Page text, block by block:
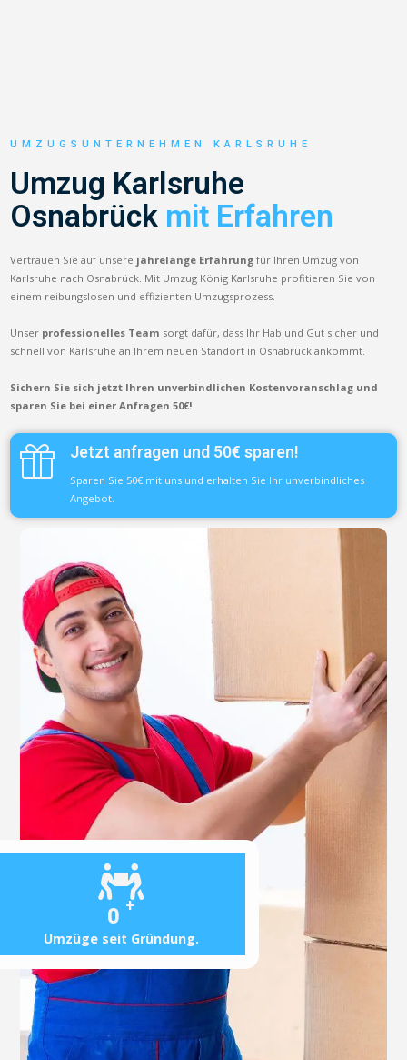
0 +
Umzüge seit Gründung.
UMZUGSUNTERNEHMEN KARLSRUHE
Umzug Karlsruhe
Osnabrück mit Erfahren
Vertrauen Sie auf unsere jahrelange Erfahrung für Ihren Umzug von
Karlsruhe nach Osnabrück. Mit Umzug König Karlsruhe profitieren Sie von
einem reibungslosen und effizienten Umzugsprozess.
Unser professionelles Team sorgt dafür, dass Ihr Hab und Gut sicher und
schnell von Karlsruhe an Ihrem neuen Standort in Osnabrück ankommt.
Sichern Sie sich jetzt Ihren unverbindlichen Kostenvoranschlag und
sparen Sie bei einer Anfragen 50€!
Jetzt anfragen und 50€ sparen!
Sparen Sie 50€ mit uns und erhalten Sie Ihr unverbindliches
Angebot.